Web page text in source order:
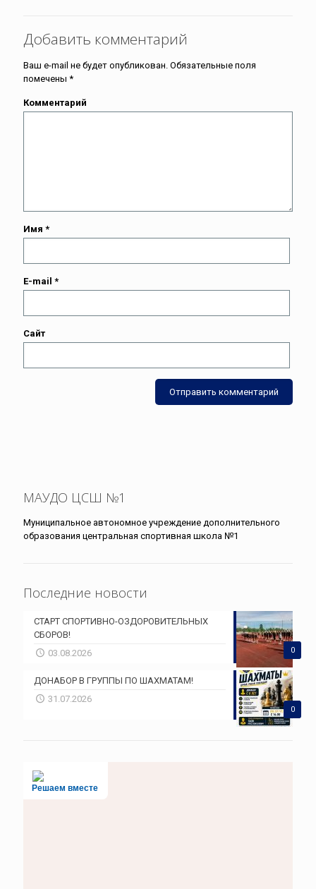
Добавить комментарий
Ваш e-mail не будет опубликован. Обязательные поля
помечены *
Комментарий
Имя *
E-mail *
Сайт
МАУДО ЦСШ №1
Муниципальное автономное учреждение дополнительного
образования центральная спортивная школа №1
Последние новости
0
СТАРТ СПОРТИВНО-ОЗДОРОВИТЕЛЬНЫХ
СБОРОВ!
03.08.2026
0
ДОНАБОР В ГРУППЫ ПО ШАХМАТАМ!
31.07.2026
Решаем вместе